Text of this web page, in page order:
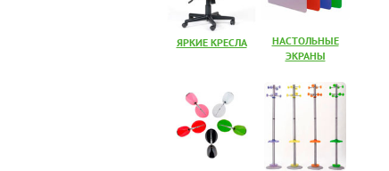
ЯРКИЕ КРЕСЛА
НАСТОЛЬНЫЕ
ЭКРАНЫ